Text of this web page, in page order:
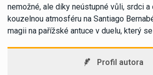
nemožné, ale díky neústupné vůli, srdci
kouzelnou atmosféru na Santiago
magii na pařížské antuce v duelu, který
Profil autora